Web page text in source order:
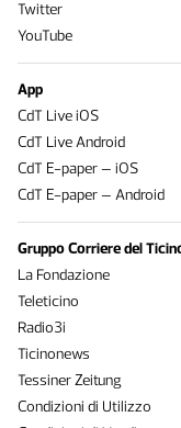
Twitter
YouTube
App
CdT Live iOS
CdT Live Android
CdT E-paper – iOS
CdT E-paper – Android
Gruppo Corriere del
La Fondazione
Teleticino
Radio3i
Ticinonews
Tessiner Zeitung
Condizioni di Utilizzo